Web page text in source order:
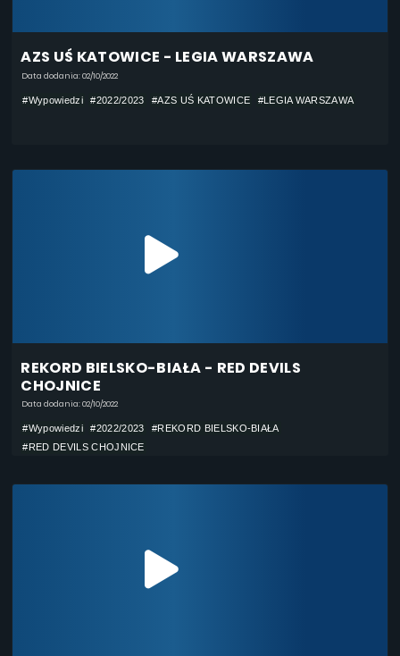
AZS UŚ KATOWICE - LEGIA WARSZAWA
Data dodania: 02/10/2022
#Wypowiedzi #2022/2023 #AZS UŚ KATOWICE #LEGIA WARSZAWA
REKORD BIELSKO-BIAŁA - RED DEVILS
CHOJNICE
Data dodania: 02/10/2022
#Wypowiedzi #2022/2023
#REKORD BIELSKO-BIAŁA
#RED DEVILS CHOJNICE